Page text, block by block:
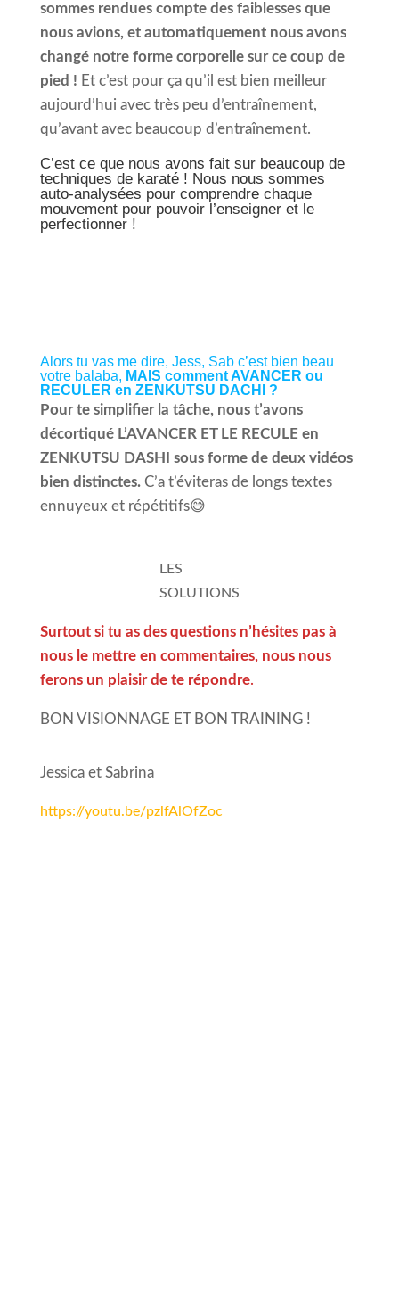
sommes rendues compte des faiblesses que
nous avions, et automatiquement nous avons
changé notre forme corporelle sur ce coup de
pied ! Et c’est pour ça qu’il est bien meilleur
aujourd’hui avec très peu d’entraînement,
qu’avant avec beaucoup d’entraînement.
C’est ce que nous avons fait sur beaucoup de
techniques de karaté ! Nous nous sommes
auto-analysées pour comprendre chaque
mouvement pour pouvoir l’enseigner et le
perfectionner !
Alors tu vas me dire, Jess, Sab c’est bien beau
votre balaba, MAIS comment AVANCER ou
RECULER en ZENKUTSU DACHI ?
Pour te simplifier la tâche, nous t’avons
décortiqué L’AVANCER ET LE RECULE en
ZENKUTSU DASHI sous forme de deux vidéos
bien distinctes.C’a t’éviteras de longs textes
ennuyeux et répétitifs😅
LES
SOLUTIONS
Surtout si tu as des questions n’hésites pas à
nous le mettre en commentaires, nous nous
ferons un plaisir de te répondre.
BON VISIONNAGE ET BON TRAINING !
Jessica et Sabrina
https://youtu.be/pzlfAlOfZoc